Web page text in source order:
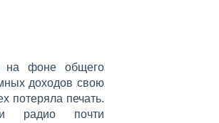
фоне общего
доходов свою
потеряла печать.
и радио почти